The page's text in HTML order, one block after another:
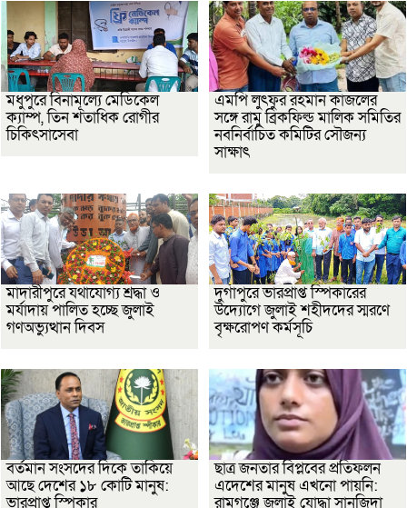
মধুপুরে বিনামূল্যে মেডিকেল
ক্যাম্প, তিন শতাধিক রোগীর
চিকিৎসাসেবা
এমপি লুৎফুর রহমান কাজলের
সঙ্গে রামু ব্রিকফিল্ড মালিক সমিতির
নবনির্বাচিত কমিটির সৌজন্য
সাক্ষাৎ
মাদারীপুরে যথাযোগ্য শ্রদ্ধা ও
মর্যাদায় পালিত হচ্ছে জুলাই
গণঅভ্যুত্থান দিবস
দুর্গাপুরে ভারপ্রাপ্ত স্পিকারের
উদ্যোগে জুলাই শহীদদের স্মরণে
বৃক্ষরোপণ কর্মসূচি
বর্তমান সংসদের দিকে তাকিয়ে
আছে দেশের ১৮ কোটি মানুষ:
ভারপ্রাপ্ত স্পিকার
ছাত্র জনতার বিপ্লবের প্রতিফলন
এদেশের মানুষ এখনো পায়নি:
রামগঞ্জে জুলাই যোদ্ধা সানজিদা